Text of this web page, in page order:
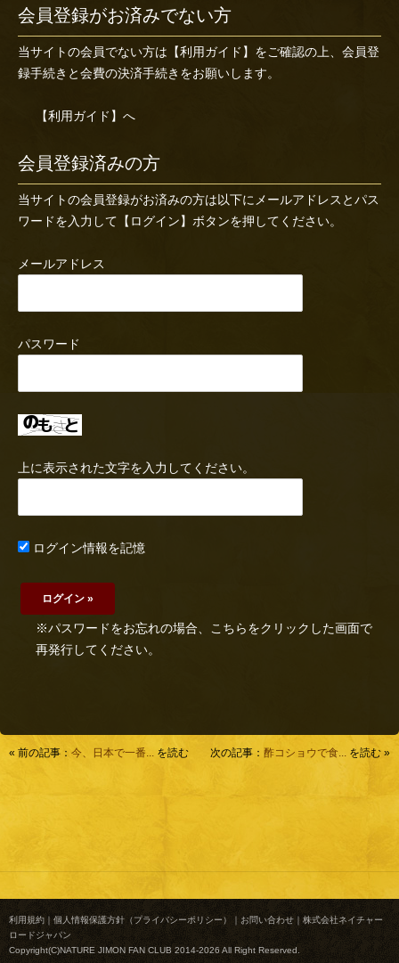
会員登録がお済みでない方
当サイトの会員でない方は 【利用ガイド】 をご確認の上、会員登
録手続きと会費の決済手続きをお願いします。
【利用ガイド】へ
会員登録済みの方
当サイトの会員登録がお済みの方は以下にメールアドレスとパス
ワードを入力して【ログイン】ボタンを押してください。
メールアドレス
パスワード
上に表示された文字を入力してください。
ログイン情報を記憶
※パスワードをお忘れの場合、こちらをクリックした画面で
再発行してください。
« 前の記事： 今、日本で一番... を読む 次の記事： 酢コショウで食... を読む »
利用規約 ｜ 個人情報保護方針（プライバシーポリシー） ｜ お問い合わせ ｜ 株式会社ネイチャー
ロードジャパン
Copyright(C)NATURE JIMON FAN CLUB 2014-2026 All Right Reserved.